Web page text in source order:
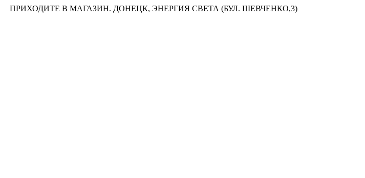
ПРИХОДИТЕ В МАГАЗИН. ДОНЕЦК, ЭНЕРГИЯ СВЕТА (БУЛ. ШЕВЧЕНКО,3)